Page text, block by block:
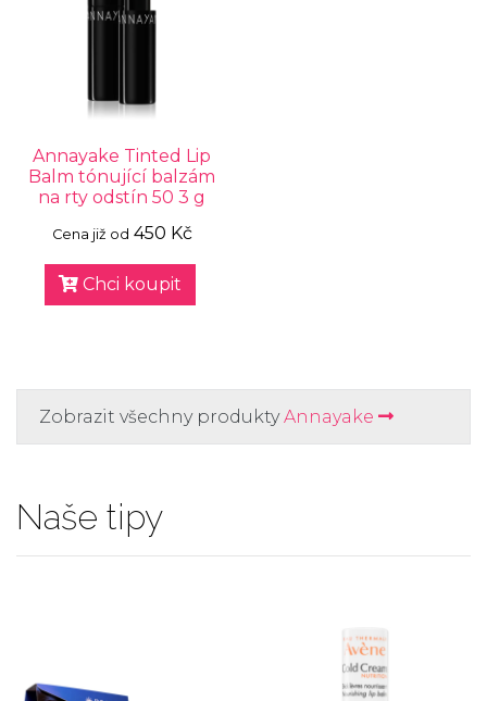
Annayake Tinted Lip
Balm tónující balzám
na rty odstín 50 3 g
Cena již od 450 Kč
Chci koupit
Zobrazit všechny produktyAnnayake
Naše tipy